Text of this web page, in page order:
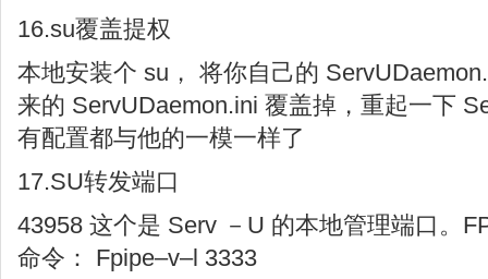
16.su覆盖提权
本地安装个 su， 将你自己的
来的 ServUDaemon.ini 覆盖掉，重起一下
有配置都与他的一模一样了
17.SU转发端口
43958 这个是 Serv －U 的本地管理端口。
命令： Fpipe–v–l 3333